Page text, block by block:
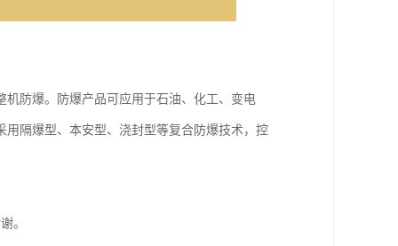
防爆。防爆产品可应用于石油、化工、变电
隔爆型、本安型、浇封型等复合防爆技术，控
。